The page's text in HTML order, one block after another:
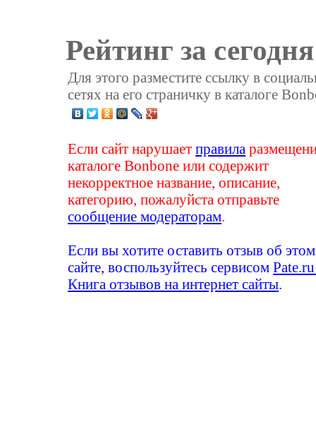
Рейтинг за
Для этого разместите ссылку в
сетях на его страничку в каталоге
Если сайт нарушаетправила
каталоге Bonbone или содержит
некорректное название, описание,
категорию, пожалуйста отправьте
сообщение модераторам
Если вы хотите оставить отзыв об этом
сайте, воспользуйтесь сервисом
Книга отзывов на интернет сайты